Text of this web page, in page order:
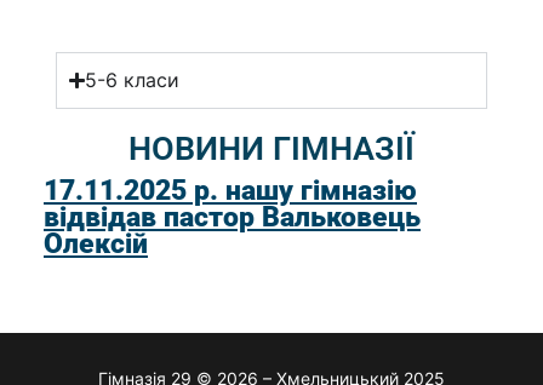
5-6 класи
НОВИНИ ГІМНАЗІЇ
17.11.2025 р. нашу гімназію
відвідав пастор Вальковець
Олексій
Гімназія 29 © 2026 – Хмельницький 2025